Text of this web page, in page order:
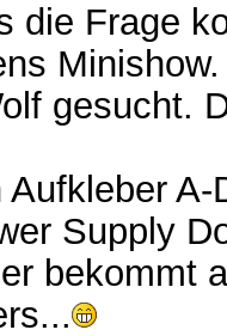
die Frage
gesucht.
Supply
bekommt